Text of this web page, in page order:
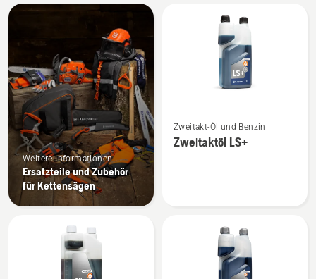
Alle
Weitere Informationen
Ersatzteile und Zubehör
für Kettensägen
Details
zu
Zweitakt-Öl und Benzin
Zweitaktöl LS+